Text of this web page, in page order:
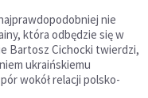
nie
która odbędzie się w
Bartosz Cichocki twierdzi,
ukraińskiemu
wokół relacji polsko-